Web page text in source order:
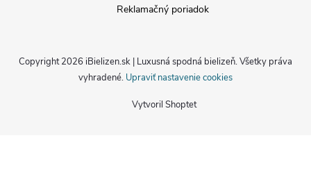
Reklamačný poriadok
Vytvoril Shoptet
Copyright 2026 iBielizen.sk | Luxusná spodná bielizeň. Všetky práva
vyhradené. Upraviť nastavenie cookies